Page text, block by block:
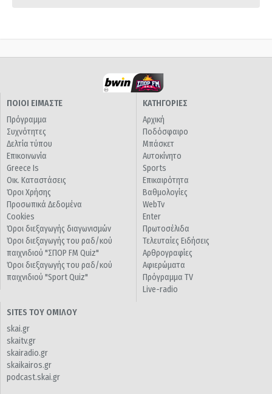
ΠΟΙΟΙ ΕΙΜΑΣΤΕ
Πρόγραμμα
Συχνότητες
Δελτία τύπου
Επικοινωνία
Greece Is
Οικ. Καταστάσεις
Όροι Χρήσης
Προσωπικά Δεδομένα
Cookies
Όροι διεξαγωγής διαγωνισμών
Όροι διεξαγωγής του ραδ/κού
παιχνιδιού "ΣΠΟΡ FM Quiz"
Όροι διεξαγωγής του ραδ/κού
παιχνιδιού "Sport Quiz"
ΚΑΤΗΓΟΡΙΕΣ
Αρχική
Ποδόσφαιρο
Μπάσκετ
Αυτοκίνητο
Sports
Επικαιρότητα
Βαθμολογίες
WebTv
Enter
Πρωτοσέλιδα
Τελευταίες Ειδήσεις
Αρθρογραφίες
Αφιερώματα
Πρόγραμμα TV
Live-radio
SITES ΤΟΥ ΟΜΙΛΟΥ
skai.gr
skaitv.gr
skairadio.gr
skaikairos.gr
podcast.skai.gr